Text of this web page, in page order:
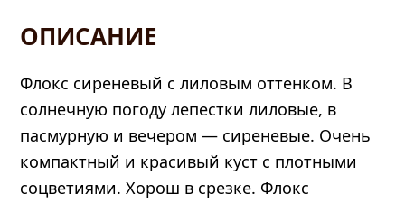
ОПИСАНИЕ
Флокс сиреневый с лиловым оттенком. В
солнечную погоду лепестки лиловые, в
пасмурную и вечером — сиреневые. Очень
компактный и красивый куст с плотными
соцветиями. Хорош в срезке. Флокс